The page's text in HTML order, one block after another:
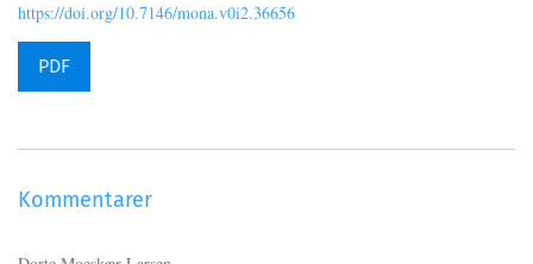
https://doi.org/10.7146/mona.v0i2.36656
PDF
Kommentarer